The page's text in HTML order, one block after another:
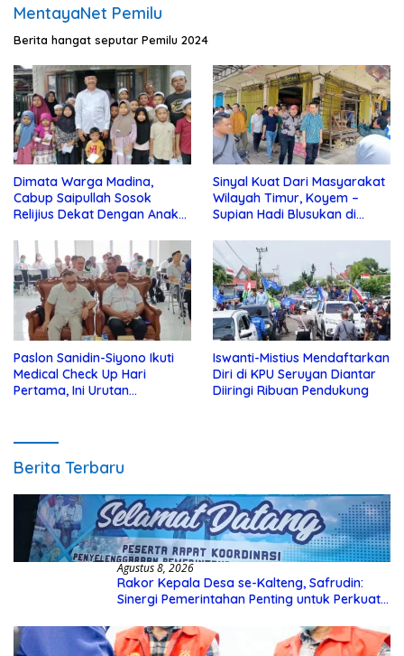
MentayaNet Pemilu
Berita hangat seputar Pemilu 2024
Dimata Warga Madina,
Cabup Saipullah Sosok
Relijius Dekat Dengan Anak
Sinyal Kuat Dari Masyarakat
Wilayah Timur, Koyem –
Supian Hadi Blusukan di
Paslon Sanidin-Siyono Ikuti
Medical Check Up Hari
Pertama, Ini Urutan
Iswanti-Mistius Mendaftarkan
Diri di KPU Seruyan Diantar
Diiringi Ribuan Pendukung
Berita Terbaru
Agustus 8, 2026
Rakor Kepala Desa se-Kalteng, Safrudin:
Sinergi Pemerintahan Penting untuk Perkuat